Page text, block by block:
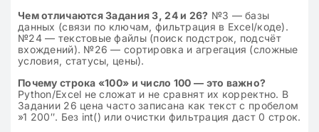
Чем отличаются Задания 3, 24 и 26? №3 — базы
данных (связи по ключам, фильтрация в Excel/коде).
№24 — текстовые файлы (поиск подстрок, подсчёт
вхождений). №26 — сортировка и агрегация (сложные
условия, статусы, цены).
Почему строка «100» и число 100 — это важно?
Python/Excel не сложат и не сравнят их корректно. В
Задании 26 цена часто записана как текст с пробелом
»1 200″. Без int() или очистки фильтрация даст 0 строк.